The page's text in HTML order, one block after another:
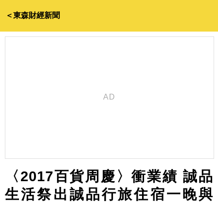
＜東森財經新聞
〈2017百貨周慶〉衝業績 誠品
生活祭出誠品行旅住宿一晚與